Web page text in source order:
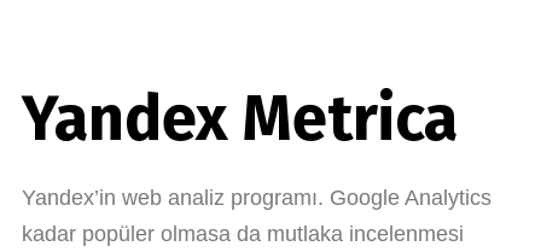
Yandex Metrica
Yandex’in web analiz programı. Google Analytics
kadar popüler olmasa da mutlaka incelenmesi